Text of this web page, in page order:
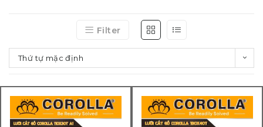
Filter
Thứ tự mặc định